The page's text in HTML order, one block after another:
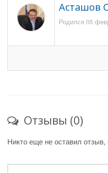
Асташов
Родился 05
Отзывы (0)
Никто еще не оставил